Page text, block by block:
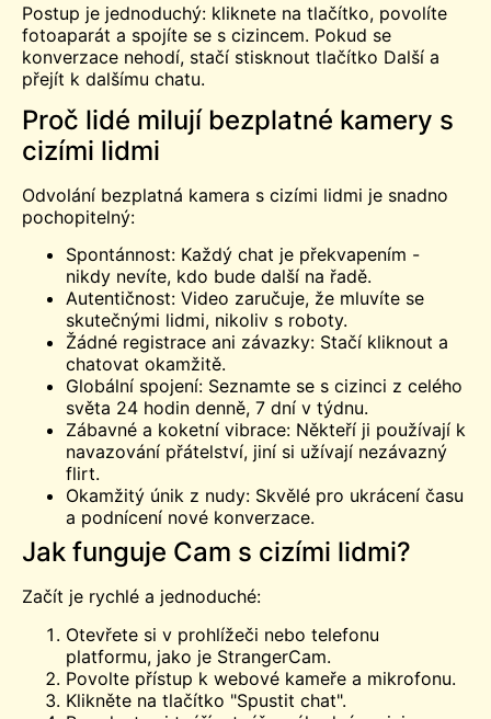
Postup je jednoduchý: kliknete na tlačítko, povolíte
fotoaparát a spojíte se s cizincem. Pokud se
konverzace nehodí, stačí stisknout tlačítko Další a
přejít k dalšímu chatu.
Proč lidé milují bezplatné kamery s
cizími lidmi
Odvolání bezplatná kamera s cizími lidmi je snadno
pochopitelný:
Spontánnost: Každý chat je překvapením -
nikdy nevíte, kdo bude další na řadě.
Autentičnost: Video zaručuje, že mluvíte se
skutečnými lidmi, nikoliv s roboty.
Žádné registrace ani závazky: Stačí kliknout a
chatovat okamžitě.
Globální spojení: Seznamte se s cizinci z celého
světa 24 hodin denně, 7 dní v týdnu.
Zábavné a koketní vibrace: Někteří ji používají k
navazování přátelství, jiní si užívají nezávazný
flirt.
Okamžitý únik z nudy: Skvělé pro ukrácení času
a podnícení nové konverzace.
Jak funguje Cam s cizími lidmi?
Začít je rychlé a jednoduché:
Otevřete si v prohlížeči nebo telefonu
platformu, jako je StrangerCam.
Povolte přístup k webové kameře a mikrofonu.
Klikněte na tlačítko "Spustit chat".